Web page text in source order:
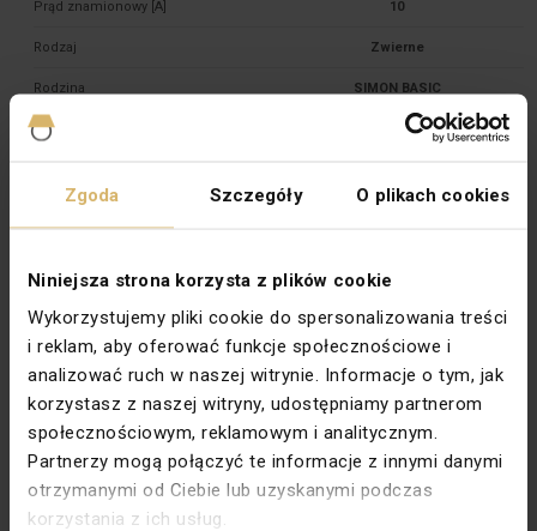
Zgoda Szczegóły O plikach cookies
Niniejsza strona korzysta z plików cookie
Wykorzystujemy pliki cookie do spersonalizowania treści
i reklam, aby oferować funkcje społecznościowe i
analizować ruch w naszej witrynie. Informacje o tym, jak
korzystasz z naszej witryny, udostępniamy partnerom
społecznościowym, reklamowym i analitycznym.
Partnerzy mogą połączyć te informacje z innymi danymi
otrzymanymi od Ciebie lub uzyskanymi podczas
korzystania z ich usług.
Prąd znamionowy [A] 10
Rodzaj Zwierne
Rodzina SIMON BASIC
Stopień ochrony IP20
Wysokość [mm]
Wykończenie powierzchni Matowe
Kolor dokładny Satynowy metalizowany
Podświetlenie Nie
Głębokość montażu [mm] 24